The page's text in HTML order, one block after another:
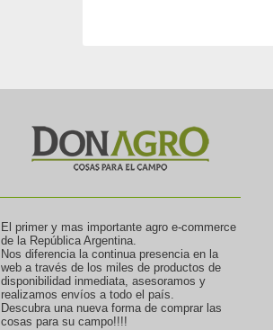
El primer y mas importante agro e-commerce
de la República Argentina.
Nos diferencia la continua presencia en la
web a través de los miles de productos de
disponibilidad inmediata, asesoramos y
realizamos envíos a todo el país.
Descubra una nueva forma de comprar las
cosas para su campo!!!!